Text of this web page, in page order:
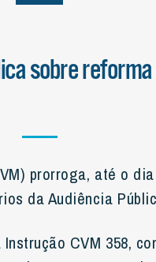
sobre
prorroga, até o dia
da Audiência
CVM 358,